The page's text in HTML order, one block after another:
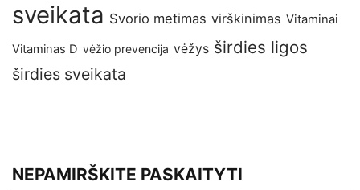
sveikata Svorio metimas virškinimas Vitaminai
Vitaminas D vėžio prevencija vėžys širdies ligos
širdies sveikata
NEPAMIRŠKITE PASKAITYTI